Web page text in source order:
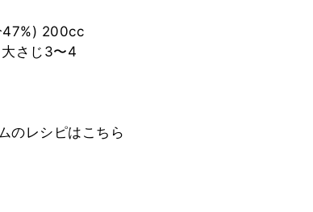
47%) 200cc
さじ3〜4
のレシピはこちら